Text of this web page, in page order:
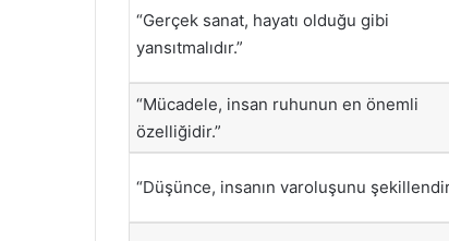
“Gerçek sanat, hayatı olduğu gibi
yansıtmalıdır.”
“Mücadele, insan ruhunun en önemli
özelliğidir.”
“Düşünce, insanın varoluşunu